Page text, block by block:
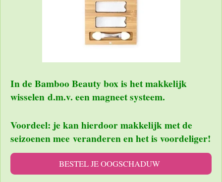
In de Bamboo Beauty box is het makkelijk
wisselen d.m.v. een magneet systeem.
Voordeel: je kan hierdoor makkelijk met de
seizoenen mee veranderen en het is voordeliger!
BESTEL JE OOGSCHADUW